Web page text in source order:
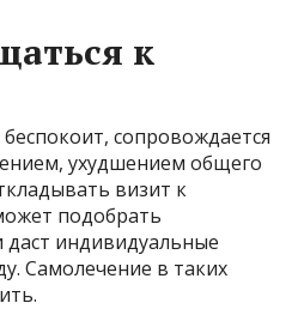
к
сопровождается
ухудшением общего
визит к
подобрать
индивидуальные
Самолечение в таких